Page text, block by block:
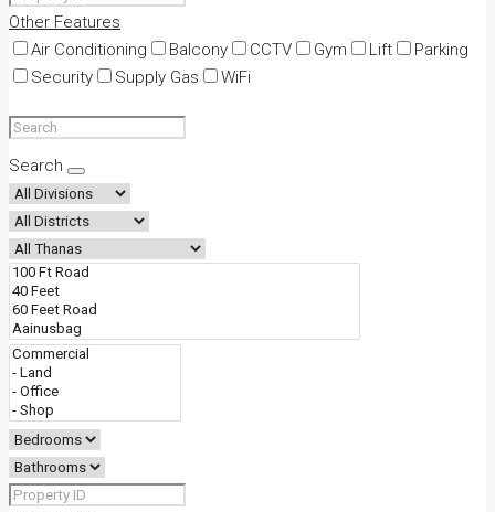
Other Features
Air Conditioning
Balcony CCTV Gym Lift
Parking
Security
Supply Gas WiFi
Search